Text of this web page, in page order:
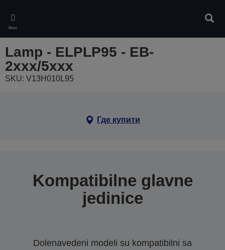
main
content
Meni
Lamp - ELPLP95 - EB-
2xxx/5xxx
SKU: V13H010L95
Где купити
Kompatibilne glavne
jedinice
Dolenavedeni modeli su kompatibilni sa